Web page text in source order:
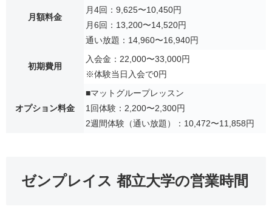
月額料金
月4回：9,625〜10,450円
月6回：13,200〜14,520円
通い放題：14,960〜16,940円
初期費用
入会金：22,000〜33,000円
※体験当日入会で0円
オプション料金
■マットグループレッスン
1回体験：2,200〜2,300円
2週間体験（通い放題）：10,472〜11,858円
ゼンプレイス 都立大学の営業時間